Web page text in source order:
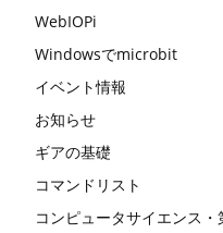
WebIOPi
Windowsでmicrobit
イベント情報
お知らせ
ギアの基礎
コマンドリスト
コンピュータサイエンス・